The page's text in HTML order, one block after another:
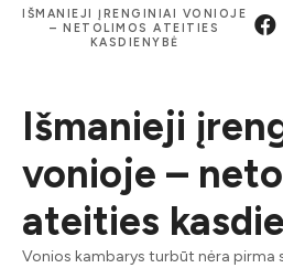
IŠMANIEJI ĮRENGINIAI VONIOJE
– NETOLIMOS ATEITIES
KASDIENYBĖ
Išmanieji
vonioje –
ateities
Vonios kambarys turbūt nėra pirma